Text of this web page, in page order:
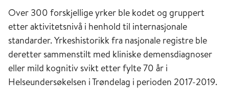
Over 300 forskjellige yrker ble kodet og gruppert
etter aktivitetsnivå i henhold til internasjonale
standarder. Yrkeshistorikk fra nasjonale registre ble
deretter sammenstilt med kliniske demensdiagnoser
eller mild kognitiv svikt etter fylte 70 år i
Helseundersøkelsen i Trøndelag i perioden 2017-2019.